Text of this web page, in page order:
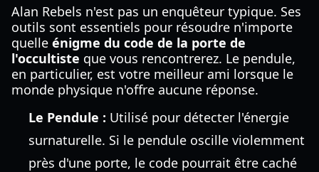
Alan Rebels n'est pas un enquêteur typique. Ses
outils sont essentiels pour résoudre n'importe
quelle énigme du code de la porte de
l'occultiste que vous rencontrerez. Le pendule,
en particulier, est votre meilleur ami lorsque le
monde physique n'offre aucune réponse.
Le Pendule : Utilisé pour détecter l'énergie
surnaturelle. Si le pendule oscille violemment
près d'une porte, le code pourrait être caché